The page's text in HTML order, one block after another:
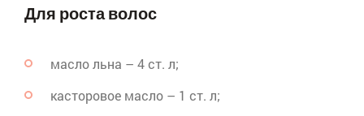
Для роста волос
масло льна – 4 ст. л;
касторовое масло – 1 ст. л;